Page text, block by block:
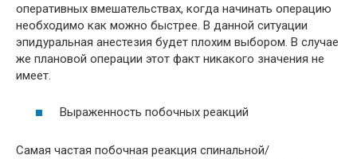
оперативных вмешательствах, когда начинать операцию
необходимо как можно быстрее. В данной ситуации
эпидуральная анестезия будет плохим выбором. В случае
же плановой операции этот факт никакого значения не
имеет.
Выраженность побочных реакций
Самая частая побочная реакция спинальной/